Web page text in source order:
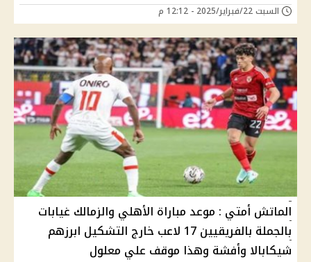
السبت 22/فبراير/2025 - 12:12 م
الماتش أمتي : موعد مباراة الأهلي والزمالك غيابات
بالجملة بالفريقيين 17 لاعب خارج التشكيل ابرزهم
شيكابالا وأفشة وهذا موقف علي معلول